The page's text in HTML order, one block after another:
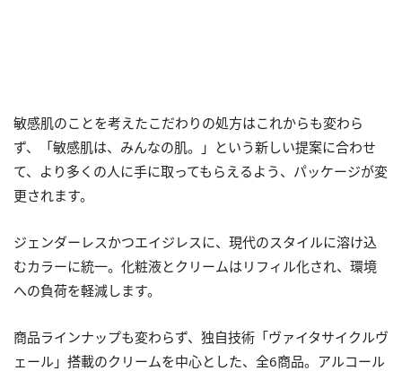
敏感肌のことを考えたこだわりの処方はこれからも変わら
ず、「敏感肌は、みんなの肌。」という新しい提案に合わせ
て、より多くの人に手に取ってもらえるよう、パッケージが変
更されます。
ジェンダーレスかつエイジレスに、現代のスタイルに溶け込
むカラーに統一。化粧液とクリームはリフィル化され、環境
への負荷を軽減します。
商品ラインナップも変わらず、独自技術「ヴァイタサイクルヴ
ェール」搭載のクリームを中心とした、全6商品。アルコール